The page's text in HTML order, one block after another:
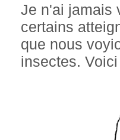
Je n'ai jamais
certains
que nous
insectes.